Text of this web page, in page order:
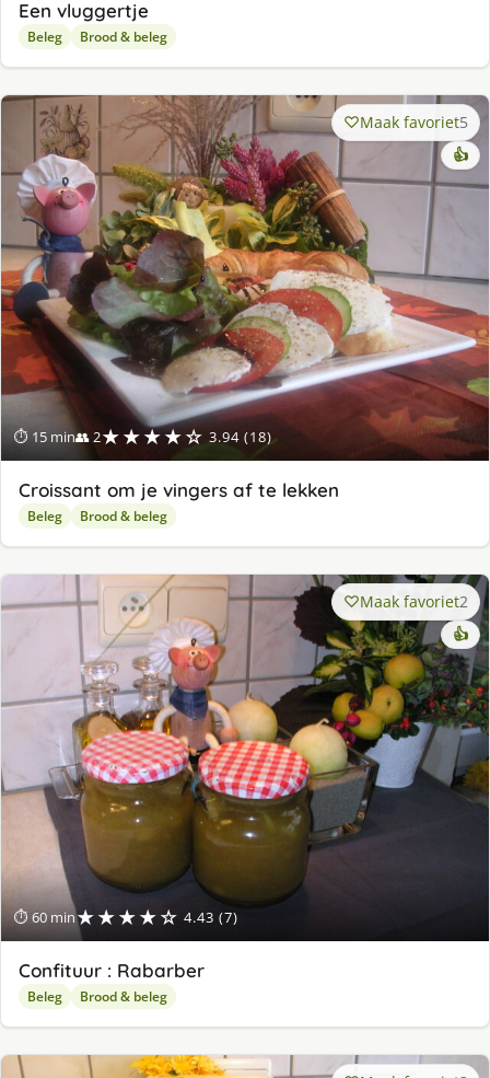
Een vluggertje
Beleg Brood & beleg
⏱ 15 min👥 2★★★★☆ 3.94 (18)
Maak favoriet5
👍
Croissant om je vingers af te lekken
Beleg Brood & beleg
⏱ 60 min★★★★☆ 4.43 (7)
Maak favoriet2
👍
Confituur : Rabarber
Beleg Brood & beleg